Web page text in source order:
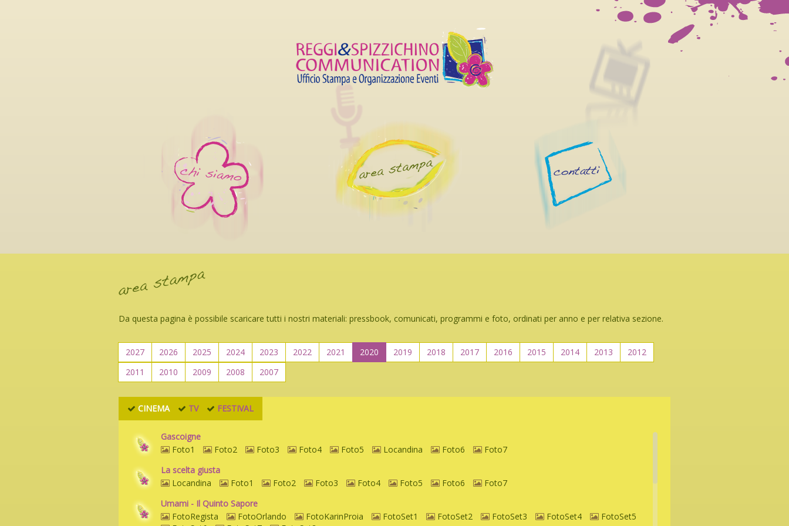
Da questa pagina è possibile scaricare tutti i nostri materiali: pressbook, comunicati, programmi e foto, ordinati per anno e per relativa sezione.
2027 2026 2025 2024 2023 2022 2021 2020 2019 2018 2017 2016 2015 2014 2013
2012
2011
2010 2009 2008 2007
CINEMA TV FESTIVAL
Gascoigne
Foto1
Foto2 Foto3 Foto4 Foto5 Locandina Foto6
Foto7
La scelta giusta
Locandina
Foto1 Foto2 Foto3 Foto4 Foto5 Foto6
Foto7
Umami - Il Quinto Sapore
FotoRegista
FotoOrlando FotoKarinProia FotoSet1 FotoSet2 FotoSet3 FotoSet4
FotoSet5